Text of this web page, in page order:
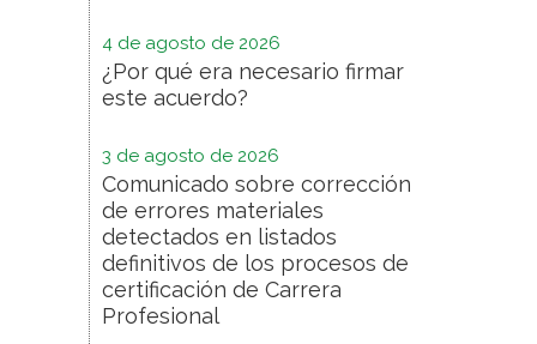
4 de agosto de 2026
¿Por qué era necesario firmar
este acuerdo?
3 de agosto de 2026
Comunicado sobre corrección
de errores materiales
detectados en listados
definitivos de los procesos de
certificación de Carrera
Profesional